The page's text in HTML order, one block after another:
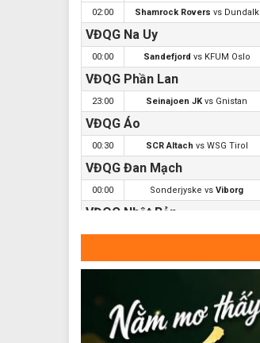
02:00
Shamrock Rovers vs Dundalk
VĐQG Na Uy
00:00 Sandefjord vs KFUM Oslo
VĐQG Phần Lan
23:00 Seinajoen JK vs Gnistan
VĐQG Áo
00:30 SCR Altach vs WSG Tirol
VĐQG Đan Mạch
00:00 Sonderjyske vs Viborg
VĐQG Nhật Bản
Yokohama FMvsKashima
17:30 Gamba Osaka vsUrawa Red
18:35
Beijing Guoan vs Shenzhen
Peng City